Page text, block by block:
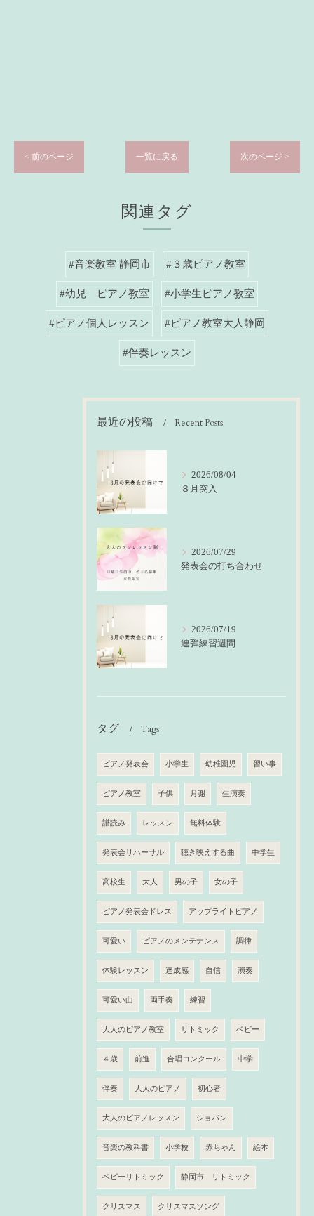
< 前のページ 一覧に戻る 次のページ >
関連タグ
#音楽教室 静岡市 #３歳ピアノ教室
#幼児 ピアノ教室 #小学生ピアノ教室
#ピアノ個人レッスン #ピアノ教室大人静岡
#伴奏レッスン
最近の投稿 Recent Posts
2026/08/04
８月突入
2026/07/29
発表会の打ち合わせ
2026/07/19
連弾練習週間
タグ Tags
ピアノ発表会 小学生 幼稚園児 習い事
ピアノ教室 子供 月謝 生演奏
譜読み レッスン 無料体験
発表会リハーサル 聴き映えする曲 中学生
高校生 大人 男の子 女の子
ピアノ発表会ドレス アップライトピアノ
可愛い ピアノのメンテナンス 調律
体験レッスン 達成感 自信 演奏
可愛い曲 両手奏 練習
大人のピアノ教室 リトミック ベビー
４歳 前進 合唱コンクール 中学
伴奏 大人のピアノ 初心者
大人のピアノレッスン ショパン
音楽の教科書 小学校 赤ちゃん 絵本
ベビーリトミック 静岡市 リトミック
クリスマス クリスマスソング